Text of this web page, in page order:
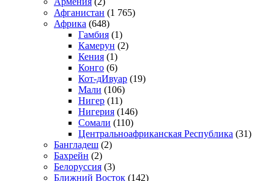
Афганистан (1 765)
Африка (648)
Гамбия (1)
Камерун (2)
Кения (1)
Конго (6)
Кот-дИвуар (19)
Мали (106)
Нигер (11)
Нигерия (146)
Сомали (110)
Центральноафриканская Республика (31)
Бангладеш (2)
Бахрейн (2)
Белоруссия (3)
Ближний Восток (142)